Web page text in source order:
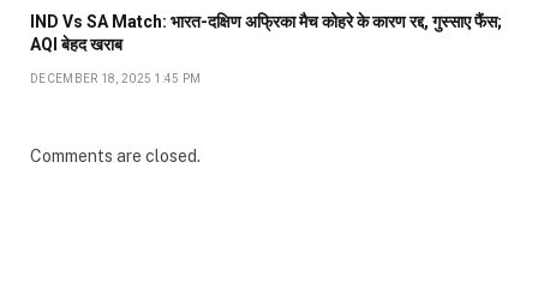
IND Vs SA Match: भारत-दक्षिण अफ्रिका मैच कोहरे के कारण रद्द, गुस्साए फैंस;
AQI बेहद खराब
DECEMBER 18, 2025 1:45 PM
Comments are closed.